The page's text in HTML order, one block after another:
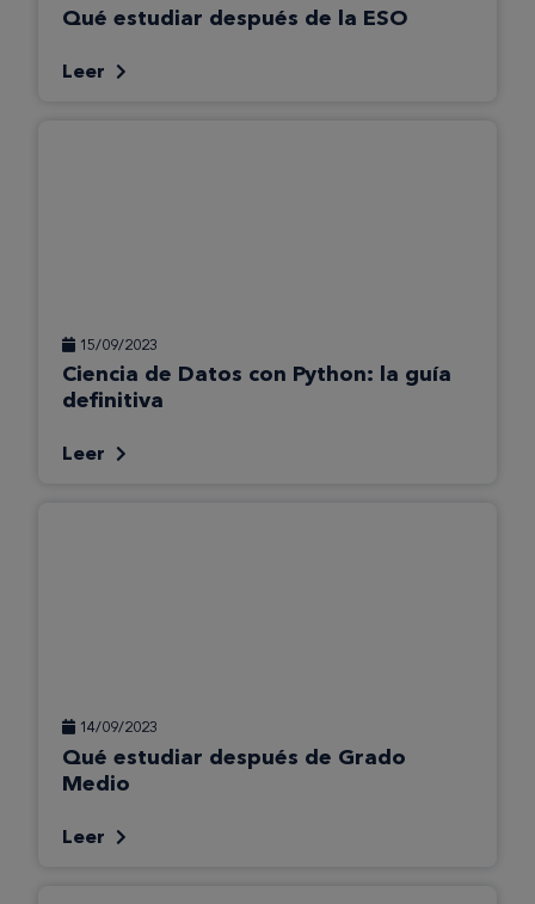
Qué estudiar después de la ESO
Leer
15/09/2023
Ciencia de Datos con Python: la guía
definitiva
Leer
14/09/2023
Qué estudiar después de Grado
Medio
Leer